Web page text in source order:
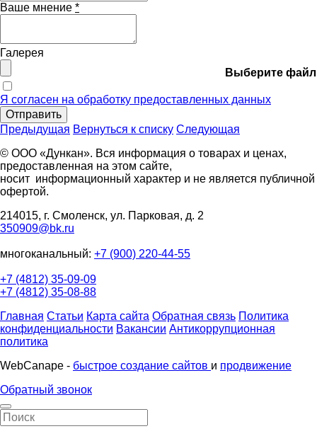
Ваше мнение *
Галерея
Выберите файл
Я согласен на обработку предоставленных данных
Отправить
Предыдущая Вернуться к списку Следующая
© ООО «Дункан». Вся информация о товарах и ценах,
предоставленная на этом сайте,
носит информационный характер и не является публичной
офертой.
214015, г. Смоленск, ул. Парковая, д. 2
350909@bk.ru
многоканальный: +7 (900) 220-44-55
+7 (4812) 35-09-09
+7 (4812) 35-08-88
Главная Статьи Карта сайта Обратная связь Политика
конфиденциальности Вакансии Антикоррупционная
политика
WebCanape - быстрое создание сайтов и продвижение
Обратный звонок